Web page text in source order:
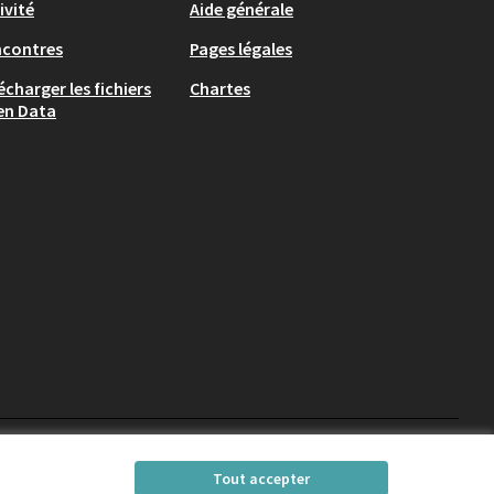
Tout accepter
les fichiers
Data
Aide générale
Pages légales
Chartes
(Lien externe)